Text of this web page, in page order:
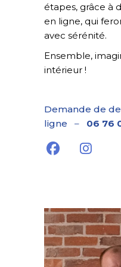
étapes, grâce à
en ligne, qui
avec sérénité.
Ensemble,
intérieur !
Demande de
ligne – 06 76